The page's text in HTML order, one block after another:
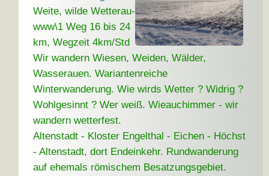
Weite, wilde Wetterau-
www\1 Weg 16 bis 24
km, Wegzeit 4km/Std
Wir wandern Wiesen, Weiden, Wälder,
Wasserauen. Wariantenreiche
Winterwanderung. Wie wirds Wetter ? Widrig ?
Wohlgesinnt ? Wer weiß. Wieauchimmer - wir
wandern wetterfest.
Altenstadt - Kloster Engelthal - Eichen - Höchst
- Altenstadt, dort Endeinkehr. Rundwanderung
auf ehemals römischem Besatzungsgebiet.